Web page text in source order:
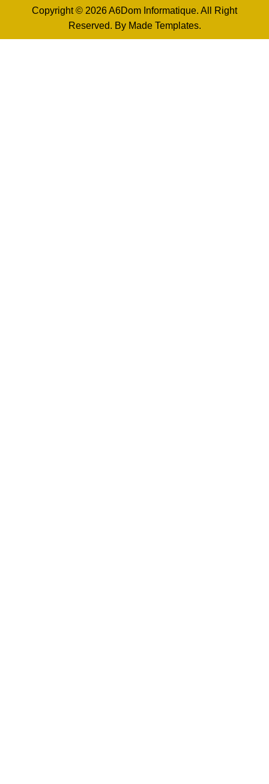
Copyright © 2026 A6Dom Informatique. All Right
Reserved. By Made Templates.